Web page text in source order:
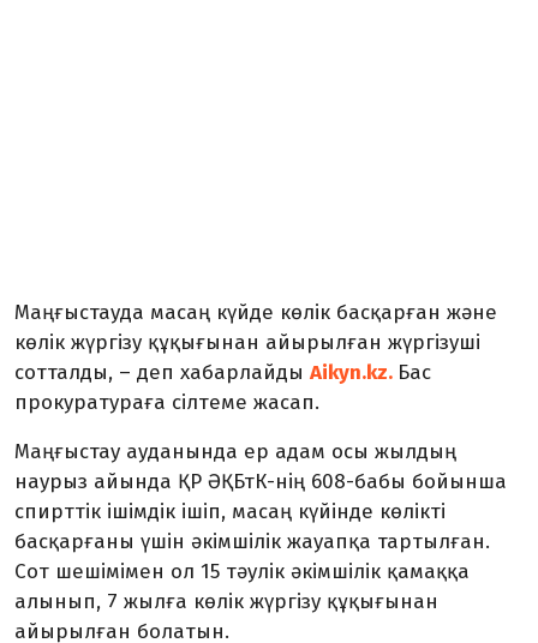
Маңғыстауда масаң күйде көлік басқарған және
көлік жүргізу құқығынан айырылған жүргізуші
сотталды, – деп хабарлайды Aikyn.kz. Бас
прокуратураға сілтеме жасап.
Маңғыстау ауданында ер адам осы жылдың
наурыз айында ҚР ӘҚБтК-нің 608-бабы бойынша
спирттік ішімдік ішіп, масаң күйінде көлікті
басқарғаны үшін әкімшілік жауапқа тартылған.
Сот шешімімен ол 15 тәулік әкімшілік қамаққа
алынып, 7 жылға көлік жүргізу құқығынан
айырылған болатын.